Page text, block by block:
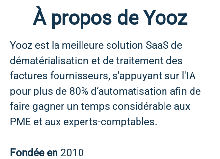
À propos de Yooz
Yooz est la meilleure solution SaaS de
dématérialisation et de traitement des
factures fournisseurs, s'appuyant sur l'IA
pour plus de 80% d’automatisation afin de
faire gagner un temps considérable aux
PME et aux experts-comptables.
Fondée en 2010